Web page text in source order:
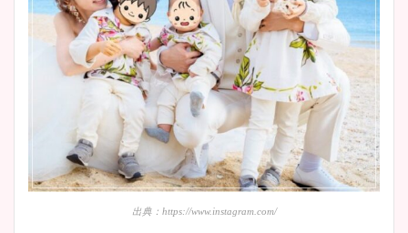
出典：https://www.instagram.com/